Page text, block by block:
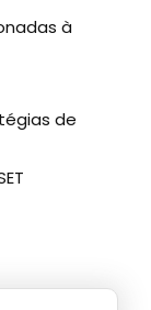
à
de